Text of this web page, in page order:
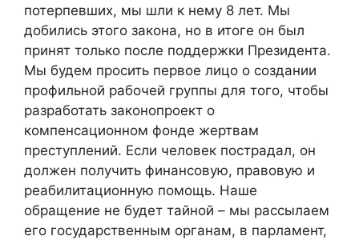
потерпевших, мы шли к нему 8 лет. Мы
добились этого закона, но в итоге он был
принят только после поддержки Президента.
Мы будем просить первое лицо о создании
профильной рабочей группы для того, чтобы
разработать законопроект о
компенсационном фонде жертвам
преступлений. Если человек пострадал, он
должен получить финансовую, правовую и
реабилитационную помощь. Наше
обращение не будет тайной – мы рассылаем
его государственным органам, в парламент,